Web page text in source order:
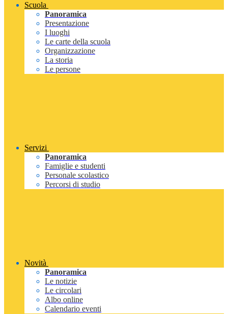
Scuola
Panoramica
Presentazione
I luoghi
Le carte della scuola
Organizzazione
La storia
Le persone
Servizi
Panoramica
Famiglie e studenti
Personale scolastico
Percorsi di studio
Novità
Panoramica
Le notizie
Le circolari
Albo online
Calendario eventi